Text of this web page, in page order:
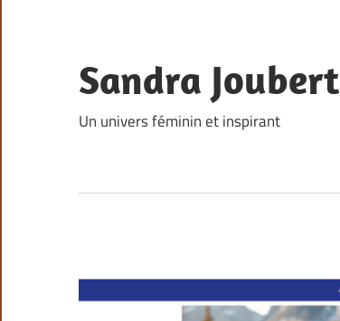
content
Sandra Joubert
Un univers féminin et inspirant